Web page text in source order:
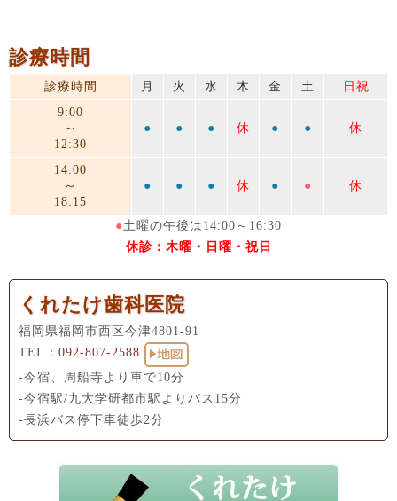
診療時間
診療時間 月 火 水 木 金 土
日祝
9:00
～
12:30
● ● ● 休 ● ● 休
14:00
～
18:15
● ● ● 休 ● ● 休
●土曜の午後は14:00～16:30
休診：木曜・日曜・祝日
くれたけ歯科医院
福岡県福岡市西区今津4801-91
TEL： 092-807-2588
-今宿、周船寺より車で10分
-今宿駅/九大学研都市駅よりバス15分
-長浜バス停下車徒歩2分